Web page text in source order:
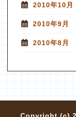
2010年10月
2010年9月
2010年8月